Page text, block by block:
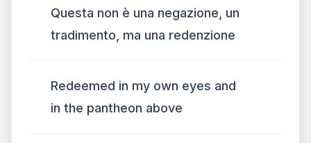
Questa non è una negazione, un
tradimento, ma una redenzione
Redeemed in my own eyes and
in the pantheon above